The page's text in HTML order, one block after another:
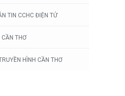
TIN CCHC ĐIỆN TỬ
CẦN THƠ
HÌNH CẦN THƠ